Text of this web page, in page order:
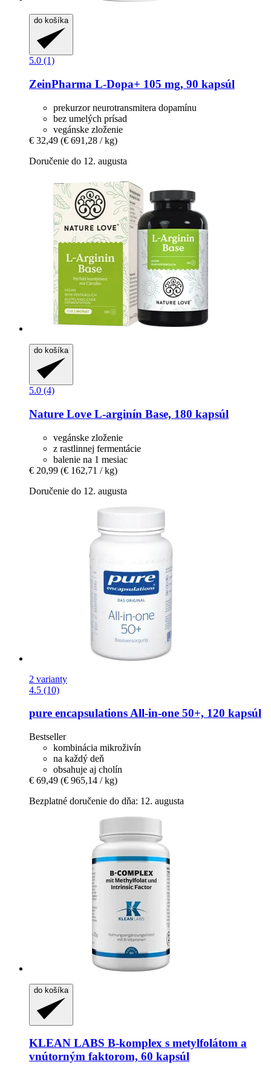
do košíka
5.0 (1)
ZeinPharma L-​Dopa+ 105 mg, 90 kapsúl
prekurzor neurotransmitera dopamínu
bez umelých prísad
vegánske zloženie
€ 32,49 (€ 691,28 / kg)
Doručenie do 12. augusta
do košíka
5.0 (4)
Nature Love L-​arginín Base, 180 kapsúl
vegánske zloženie
z rastlinnej fermentácie
balenie na 1 mesiac
€ 20,99 (€ 162,71 / kg)
Doručenie do 12. augusta
2 varianty
4.5 (10)
pure encapsulationsAll-​in-​one 50+, 120 kapsúl
Bestseller
kombinácia mikroživín
na každý deň
obsahuje aj cholín
€ 69,49 (€ 965,14 / kg)
Bezplatné doručenie do dňa: 12. augusta
do košíka
KLEAN LABS B-​komplex s metylfolátom a
vnútorným faktorom, 60 kapsúl